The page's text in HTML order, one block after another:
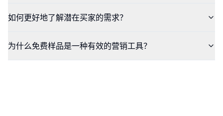
如何更好地了解潜在买家的需求？
为什么免费样品是一种有效的营销工具？